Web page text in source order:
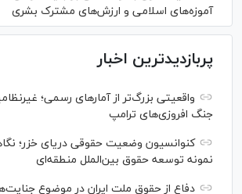
آموزه‌های اسلامی و ارزش‌های مشترک بشری
پربازدیدترین اخبار
واقعیتی بزرگ‌تر از آمار‌های رسمی؛
جنگ افروزی‌های ترامپ
کنوانسیون وضعیت حقوقی دریای خزر؛
نمونه توسعه حقوق بین‌الملل منطقه‌ای
دفاع از حقوق ملت ایران در موضوع